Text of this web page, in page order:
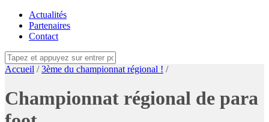
Actualités
Partenaires
Contact
Accueil /3ème du championnat régional ! /
Championnat régional de para